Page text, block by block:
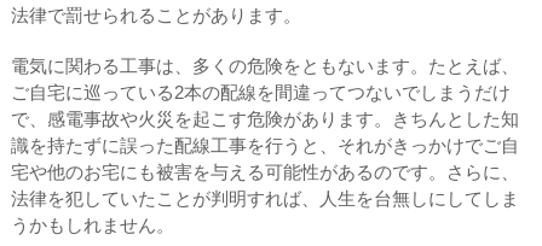
法律で罰せられることがあります。
電気に関わる工事は、多くの危険をともないます。たとえば、
ご自宅に巡っている2本の配線を間違ってつないでしまうだけ
で、感電事故や火災を起こす危険があります。きちんとした知
識を持たずに誤った配線工事を行うと、それがきっかけでご自
宅や他のお宅にも被害を与える可能性があるのです。さらに、
法律を犯していたことが判明すれば、人生を台無しにしてしま
うかもしれません。